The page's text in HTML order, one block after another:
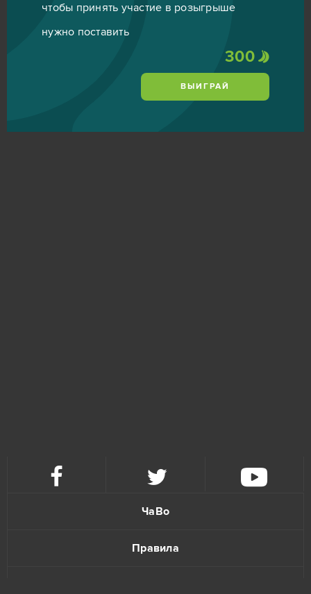
чтобы принять участие в розыгрыше
нужно поставить
300
ВЫИГРАЙ
ЧаВо
Правила